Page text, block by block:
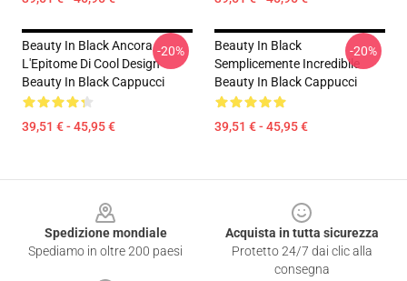
Beauty In Black Ancora
L'Epitome Di Cool Design
Beauty In Black Cappucci
39,51 € - 45,95 €
-20%
Beauty In Black
Semplicemente Incredibile
Beauty In Black Cappucci
39,51 € - 45,95 €
-20%
Spedizione mondiale
Spediamo in oltre 200 paesi
Acquista in tutta sicurezza
Protetto 24/7 dai clic alla
consegna